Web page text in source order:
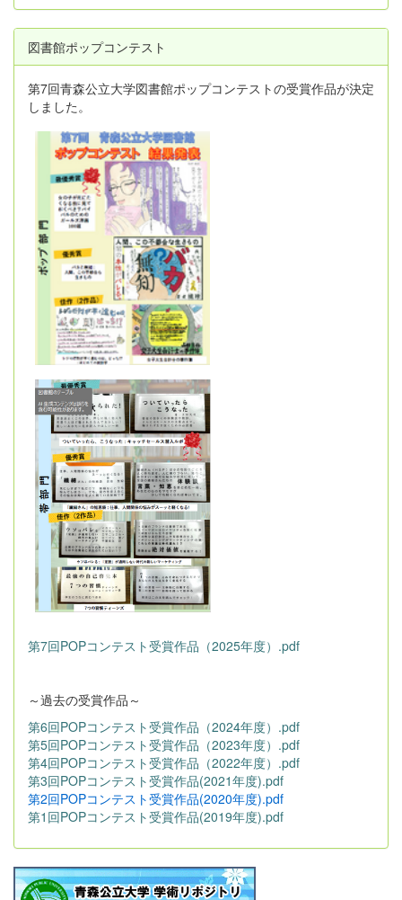
図書館ポップコンテスト
第7回青森公立大学図書館ポップコンテストの受賞作品が決定
しました。
第7回POPコンテスト受賞作品（2025年度）.pdf
～過去の受賞作品～
第6回POPコンテスト受賞作品（2024年度）.pdf
第5回POPコンテスト受賞作品（2023年度）.pdf
第4回POPコンテスト受賞作品（2022年度）.pdf
第3回POPコンテスト受賞作品(2021年度).pdf
第2回POPコンテスト受賞作品(2020年度).pdf
第1回POPコンテスト受賞作品(2019年度).pdf